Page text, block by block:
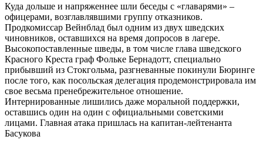
Куда дольше и напряженнее шли беседы с «главарями» –
офицерами, возглавлявшими группу отказников.
Продкомиссар Вейнблад был одним из двух шведских
чиновников, оставшихся на время допросов в лагере.
Высокопоставленные шведы, в том числе глава шведского
Красного Креста граф Фольке Бернадотт, специально
прибывший из Стокгольма, разгневанные покинули Бюринге
после того, как посольская делегация продемонстрировала им
свое весьма пренебрежительное отношение.
Интернированные лишились даже моральной поддержки,
оставшись один на один с официальными советскими
лицами. Главная атака пришлась на капитан-лейтенанта
Басукова